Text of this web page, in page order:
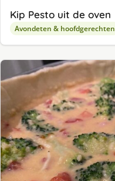
Kip Pesto uit de oven
Avondeten & hoofdgerechten